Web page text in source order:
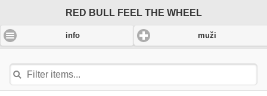
RED BULL FEEL THE WHEEL
info muži